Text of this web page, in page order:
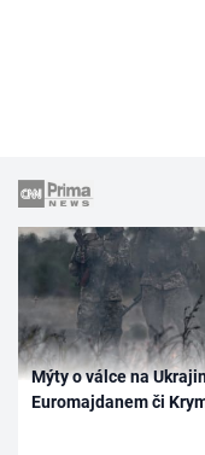
Mýty o válce na
Euromajdanem či